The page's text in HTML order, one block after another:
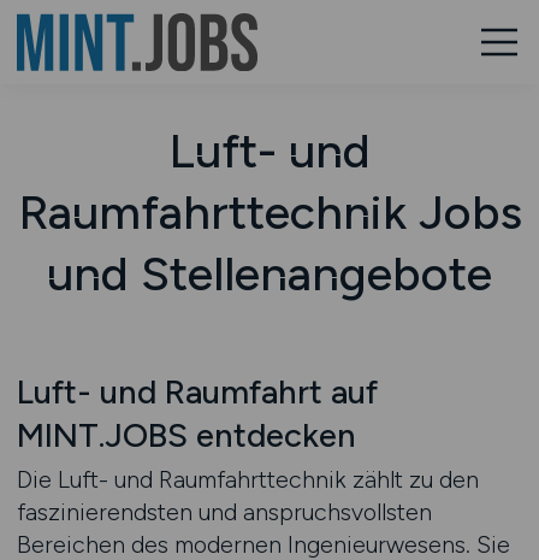
Luft- und
Raumfahrttechnik Jobs
und Stellenangebote
Luft- und Raumfahrt auf
MINT.JOBS entdecken
Die Luft- und Raumfahrttechnik zählt zu den
faszinierendsten und anspruchsvollsten
Bereichen des modernen Ingenieurwesens. Sie